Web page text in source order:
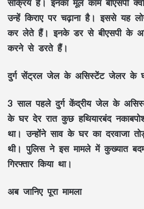
उन्हें किराए पर चढ़ाना है। इससे यह
कर लेते हैं। इनके डर से बीएसपी के
करने से डरते हैं।
दुर्ग सेंट्रल जेल के असिस्टेंट जेलर के
3 साल पहले दुर्ग केंद्रीय जेल के
के घर देर रात कुछ हथियारबंद
था। उन्होंने साव के घर का दरवाजा
थी। पुलिस ने इस मामले में कुख्यात
गिरफ्तार किया था।
अब जानिए पूरा मामला